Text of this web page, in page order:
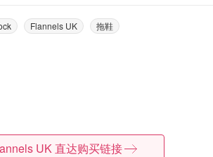
Flannels UK 拖鞋
UK 直达购买链接